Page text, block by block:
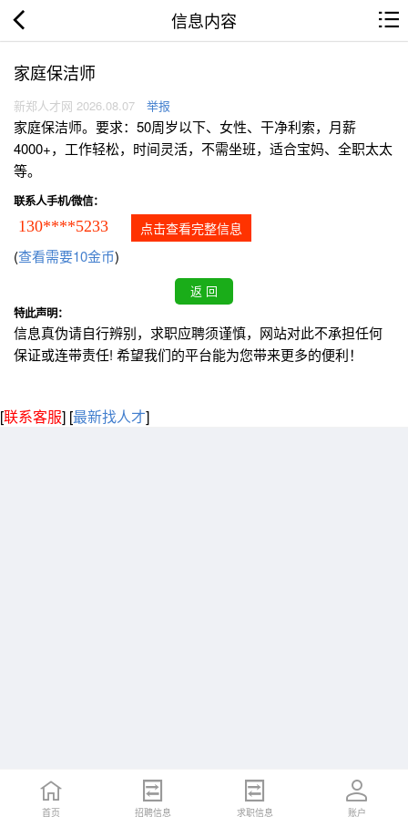
信息内容
家庭保洁师
新郑人才网 2026.08.07 举报
家庭保洁师。要求：50周岁以下、女性、干净利索，月薪
4000+，工作轻松，时间灵活，不需坐班，适合宝妈、全职太太
等。
联系人手机/微信：
130****5233 点击查看完整信息
(查看需要10金币)
特此声明：
信息真伪请自行辨别，求职应聘须谨慎，网站对此不承担任何
保证或连带责任! 希望我们的平台能为您带来更多的便利！
[联系客服] [最新找人才]
首页 招聘信息 求职信息 账户